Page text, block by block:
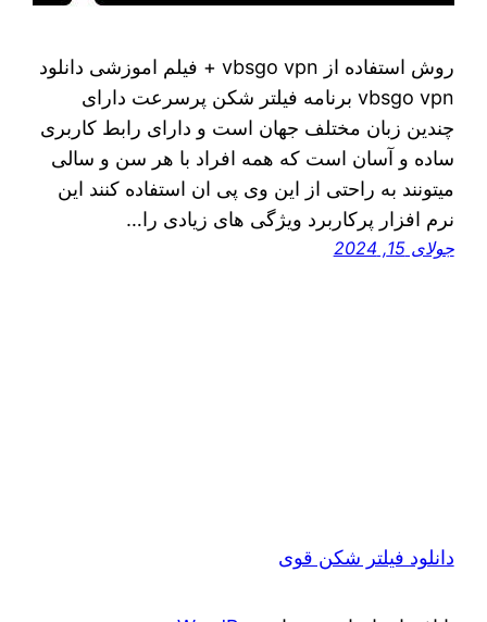
روش استفاده از vbsgo vpn + فیلم اموزشی دانلود
vbsgo vpn برنامه فیلتر شکن پرسرعت دارای
چندین زبان مختلف جهان است و دارای رابط کاربری
ساده و آسان است که همه افراد با هر سن و سالی
میتونند به راحتی از این وی پی ان استفاده کنند این
نرم افزار پرکاربرد ویژگی های زیادی را…
جولای 15, 2024
دانلود فیلتر شکن قوی